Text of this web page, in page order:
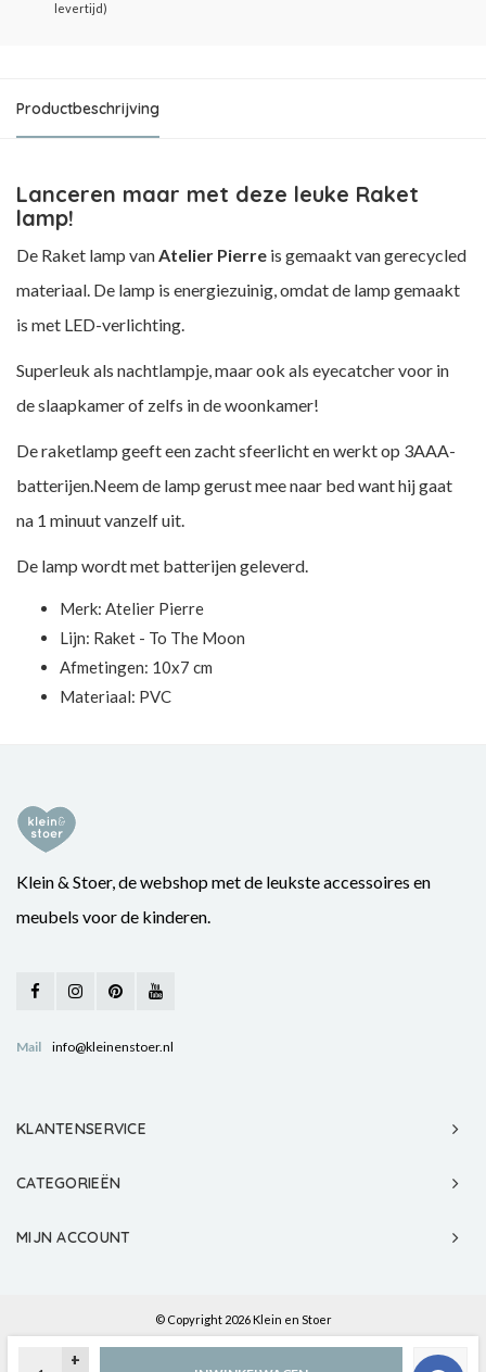
+
levertijd)
Productbeschrijving
Lanceren maar met deze leuke Raket
lamp!
De Raket lamp vanAtelier Pierre is gemaakt van gerecycled
materiaal. De lamp is energiezuinig, omdat de lamp gemaakt
is met LED-verlichting.
Superleuk als nachtlampje, maar ook als eyecatcher voor in
de slaapkamer of zelfs in de woonkamer!
De raketlamp geeft een zacht sfeerlicht en werkt op 3AAA-
batterijen.Neem de lamp gerust mee naar bed want hij gaat
na 1 minuut vanzelf uit.
De lamp wordt met batterijen geleverd.
Merk: Atelier Pierre
Lijn: Raket - To The Moon
Afmetingen: 10x7 cm
Materiaal: PVC
Klein & Stoer, de webshop met de leukste accessoires en
meubels voor de kinderen.
Mail info@kleinenstoer.nl
KLANTENSERVICE
CATEGORIEËN
MIJN ACCOUNT
© Copyright 2026 Klein en Stoer